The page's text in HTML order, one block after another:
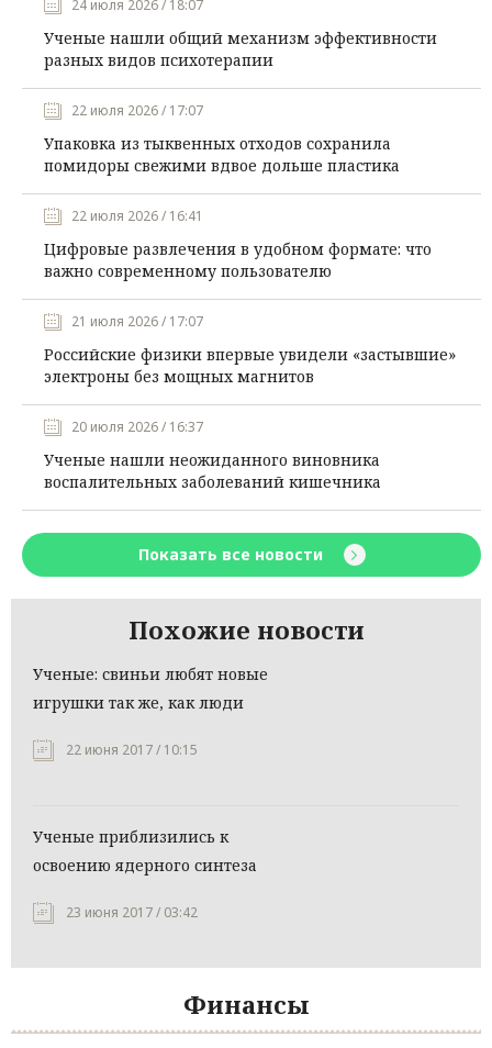
24 июля 2026 / 18:07
Ученые нашли общий механизм эффективности
разных видов психотерапии
22 июля 2026 / 17:07
Упаковка из тыквенных отходов сохранила
помидоры свежими вдвое дольше пластика
22 июля 2026 / 16:41
Цифровые развлечения в удобном формате: что
важно современному пользователю
21 июля 2026 / 17:07
Российские физики впервые увидели «застывшие»
электроны без мощных магнитов
20 июля 2026 / 16:37
Ученые нашли неожиданного виновника
воспалительных заболеваний кишечника
Показать все новости
Похожие новости
Ученые: свиньи любят новые
игрушки так же, как люди
22 июня 2017 / 10:15
Ученые приблизились к
освоению ядерного синтеза
23 июня 2017 / 03:42
Финансы